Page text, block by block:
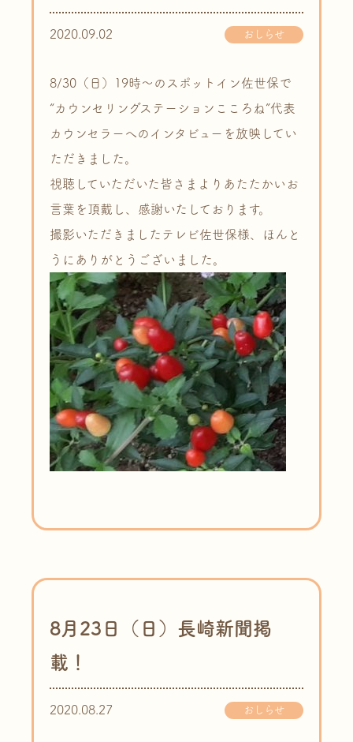
2020.09.02 おしらせ
8/30（日）19時～のスポットイン佐世保で
“カウンセリングステーションこころね”代表
カウンセラーへのインタビューを放映してい
ただきました。
視聴していただいた皆さまよりあたたかいお
言葉を頂戴し、感謝いたしております。
撮影いただきましたテレビ佐世保様、ほんと
うにありがとうございました。
8月23日（日）長崎新聞掲
載！
2020.08.27 おしらせ